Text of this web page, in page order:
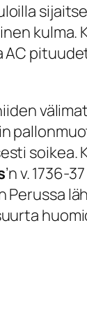
AC
soikea.
’n v. 1736-